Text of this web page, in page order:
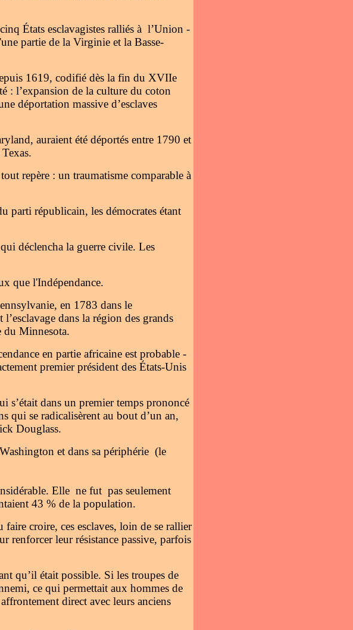
États esclavagistes ralliés à l’Union -
partie de la Virginie et la Basse-
1619, codifié dès la fin du XVIIe
: l’expansion de la culture du coton
déportation massive d’esclaves
auraient été déportés entre 1790 et
repère : un traumatisme comparable à
parti républicain, les démocrates étant
déclencha la guerre civile. Les
que l'Indépendance.
en 1783 dans le
dans la région des grands
Minnesota.
en partie africaine est probable -
premier président des États-Unis
s’était dans un premier temps prononcé
qui se radicalisèrent au bout d’un an,
Douglass.
et dans sa périphérie (le
Elle ne fut pas seulement
43 % de la population.
croire, ces esclaves, loin de se rallier
renforcer leur résistance passive, parfois
qu’il était possible. Si les troupes de
ce qui permettait aux hommes de
direct avec leurs anciens